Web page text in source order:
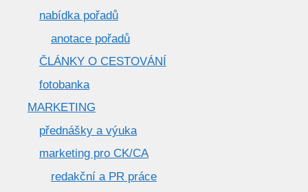
nabídka pořadů
anotace pořadů
ČLÁNKY O CESTOVÁNÍ
fotobanka
MARKETING
přednášky a výuka
marketing pro CK/CA
redakční a PR práce